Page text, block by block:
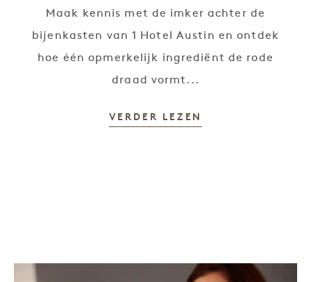
Maak kennis met de imker achter de
bijenkasten van 1 Hotel Austin en ontdek
hoe één opmerkelijk ingrediënt de rode
draad vormt...
VERDER LEZEN